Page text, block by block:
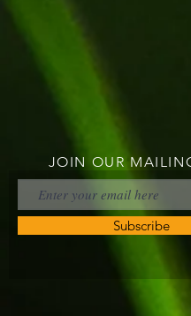
JOIN OUR
Subscribe